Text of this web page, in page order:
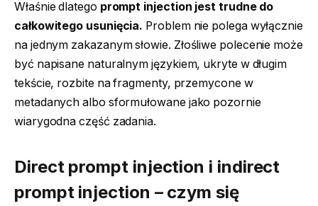
Właśnie dlatego prompt injection jest trudne do
całkowitego usunięcia. Problem nie polega wyłącznie
na jednym zakazanym słowie. Złośliwe polecenie może
być napisane naturalnym językiem, ukryte w długim
tekście, rozbite na fragmenty, przemycone w
metadanych albo sformułowane jako pozornie
wiarygodna część zadania.
Direct prompt injection i indirect
prompt injection – czym się